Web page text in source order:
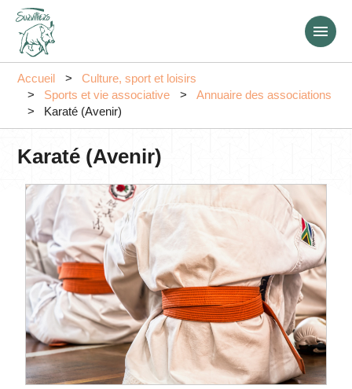
Accueil
Culture, sport et loisirs
Sports et vie associative
Annuaire des associations
Karaté (Avenir)
Karaté (Avenir)